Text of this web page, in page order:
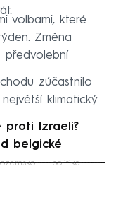
volbami, které
Změna
předvolební
zúčastnilo
klimatický
proti Izraeli?
belgické
politika